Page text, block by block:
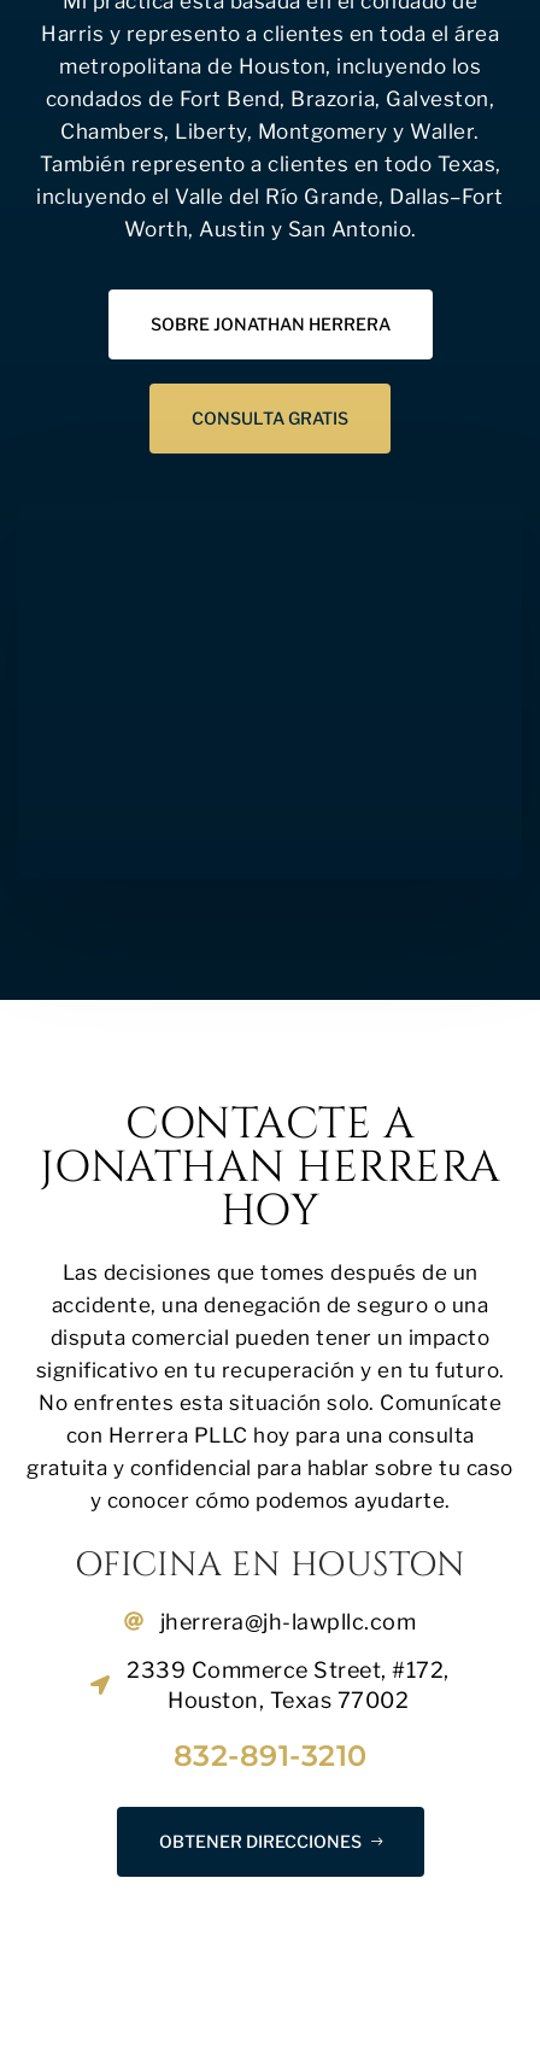
Harris y represento a clientes en toda el área
metropolitana de Houston, incluyendo los
condados de Fort Bend, Brazoria, Galveston,
Chambers, Liberty, Montgomery y Waller.
También represento a clientes en todo Texas,
incluyendo el Valle del Río Grande, Dallas–Fort
Worth, Austin y San Antonio.
SOBRE JONATHAN HERRERA
CONSULTA GRATIS
CONTACTE A
JONATHAN HERRERA
HOY
Las decisiones que tomes después de un
accidente, una denegación de seguro o una
disputa comercial pueden tener un impacto
significativo en tu recuperación y en tu futuro.
No enfrentes esta situación solo. Comunícate
con Herrera PLLC hoy para una consulta
gratuita y confidencial para hablar sobre tu caso
y conocer cómo podemos ayudarte.
OFICINA EN HOUSTON
jherrera@jh-lawpllc.com
2339 Commerce Street, #172,
Houston, Texas 77002
832-891-3210
OBTENER DIRECCIONES